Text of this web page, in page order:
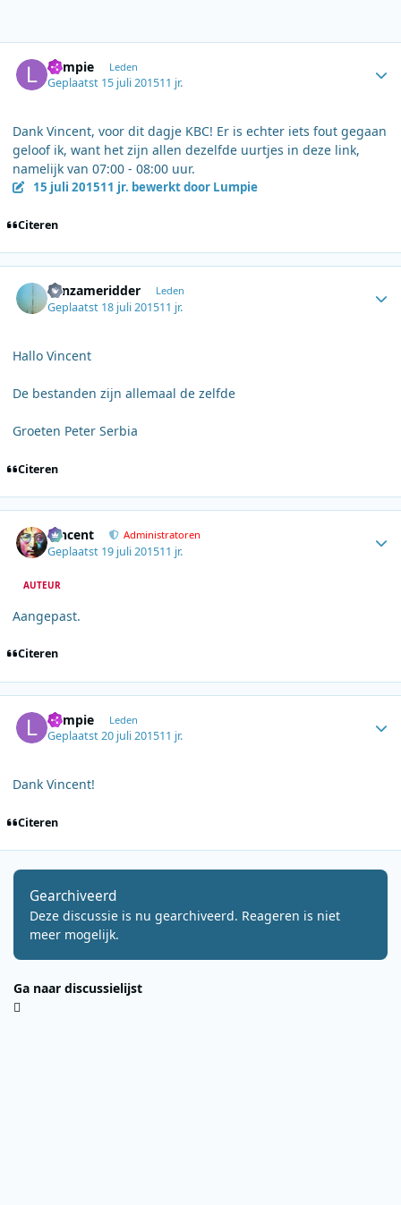
Lumpie Leden
Geplaatst 15 juli 201511 jr.
Dank Vincent, voor dit dagje KBC! Er is echter iets fout gegaan
geloof ik, want het zijn allen dezelfde uurtjes in deze link,
namelijk van 07:00 - 08:00 uur.
15 juli 201511 jr. bewerkt door Lumpie
Citeren
Eenzameridder Leden
Geplaatst 18 juli 201511 jr.
Hallo Vincent
De bestanden zijn allemaal de zelfde
Groeten Peter Serbia
Citeren
Vincent Administratoren
Geplaatst 19 juli 201511 jr.
AUTEUR
Aangepast.
Citeren
Lumpie Leden
Geplaatst20 juli 201511 jr.
Dank Vincent!
Citeren
Gearchiveerd
Deze discussie is nu gearchiveerd. Reageren is niet
meer mogelijk.
Ga naar discussielijst